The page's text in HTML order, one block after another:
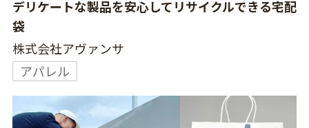
デリケートな製品を安心してリサイクルできる宅配
袋
株式会社アヴァンサ
アパレル